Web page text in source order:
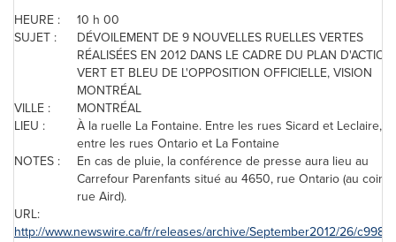
HEURE :
10 h 00
SUJET :
DÉVOILEMENT DE 9 NOUVELLES RUELLES VERTES
RÉALISÉES EN 2012 DANS LE CADRE DU PLAN D'ACTION
VERT ET BLEU DE L'OPPOSITION OFFICIELLE, VISION
MONTRÉAL
VILLE :
MONTRÉAL
LIEU :
À la ruelle La Fontaine. Entre les rues Sicard et Leclaire, et
entre les rues Ontario et La Fontaine
NOTES :
En cas de pluie, la conférence de presse aura lieu au
Carrefour Parenfants situé au 4650, rue Ontario (au coin
rue Aird).
URL:
http://www.newswire.ca/fr/releases/archive/September2012/26/